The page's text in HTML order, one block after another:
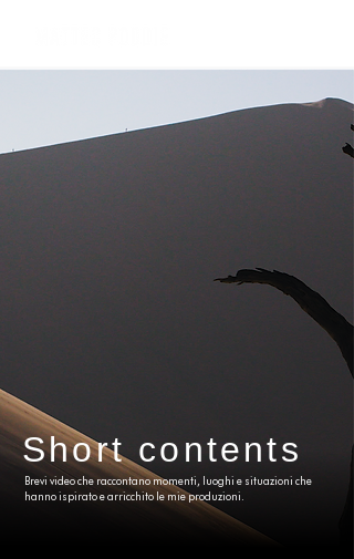
Brevi video che raccontano momenti, luoghi e situazioni che
hanno ispirato e arricchito le mie produzioni.
Short contents